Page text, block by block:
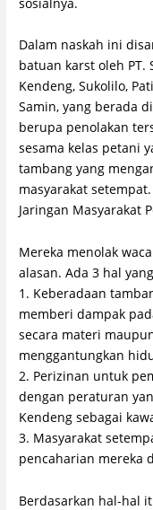
Dalam naskah ini
batuan karst oleh PT.
Kendeng, Sukolilo,
Samin, yang berada
berupa penolakan
sesama kelas petani
tambang yang
masyarakat
Jaringan Masyarakat
Mereka menolak
alasan. Ada 3 hal
1. Keberadaan
memberi dampak
secara materi
menggantungkan
2. Perizinan untuk
dengan peraturan
Kendeng sebagai
3. Masyarakat
pencaharian mereka
Berdasarkan hal-hal